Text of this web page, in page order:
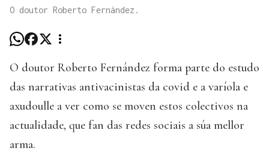
O doutor Roberto Fernández.
O doutor Roberto Fernández forma parte do estudo
das narrativas antivacinistas da covid e a varíola e
axudoulle a ver como se moven estos colectivos na
actualidade, que fan das redes sociais a súa mellor
arma.